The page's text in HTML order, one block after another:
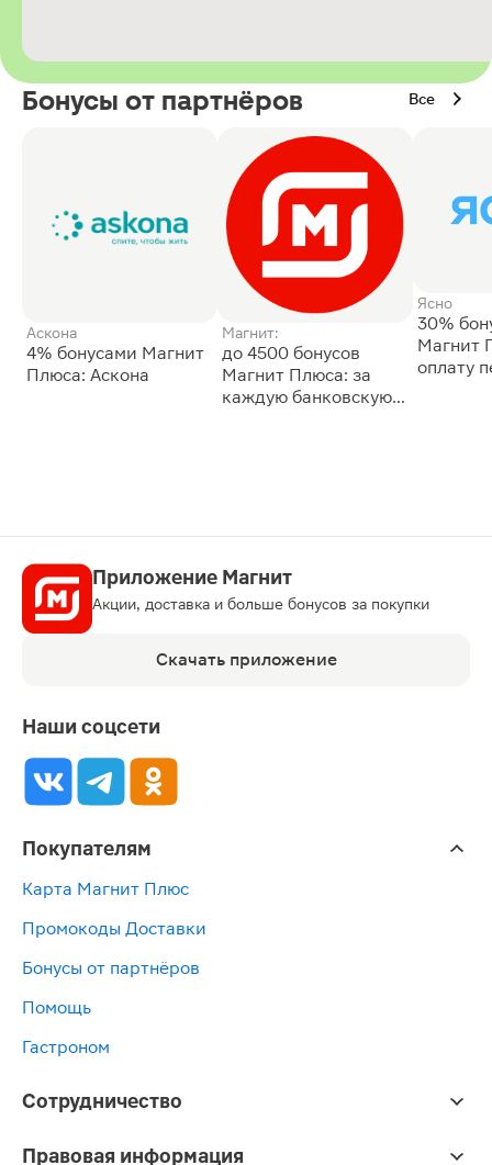
Бонусы от партнёров Все
Аскона
4% бонусами Магнит
Плюса: Аскона
Магнит:
до 4500 бонусов
Магнит Плюса: за
каждую банковскую
Ясно
30%
Магнит
оплату
Приложение Магнит
Акции, доставка и больше бонусов за покупки
Скачать приложение
Наши соцсети
Покупателям
Карта Магнит Плюс
Промокоды Доставки
Бонусы от партнёров
Помощь
Гастроном
Сотрудничество
Правовая информация